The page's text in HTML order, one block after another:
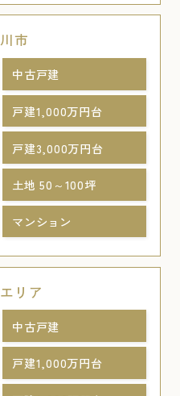
市
中古戸建
戸建1,000万円台
戸建3,000万円台
土地 50～100坪
マンション
リア
中古戸建
戸建1,000万円台